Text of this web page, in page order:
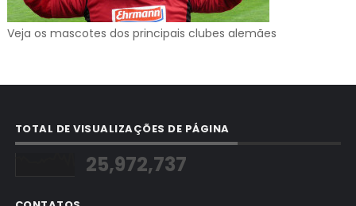
Veja os mascotes dos principais clubes alemães
TOTAL DE VISUALIZAÇÕES DE PÁGINA
25,972,737